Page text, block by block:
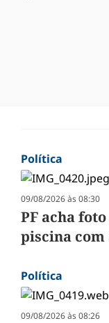
Política
09/08/2026 às 08:30
PF acha
piscina com
Política
09/08/2026 às 08:26